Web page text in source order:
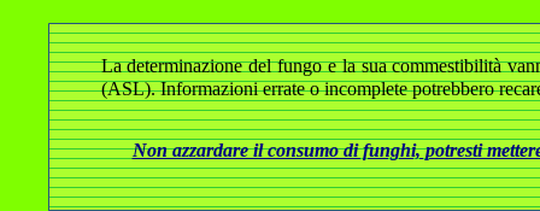
La determinazione del fungo e la sua commestibilità
(ASL). Informazioni errate o incomplete potrebbero
Non azzardare il consumo di funghi, potresti